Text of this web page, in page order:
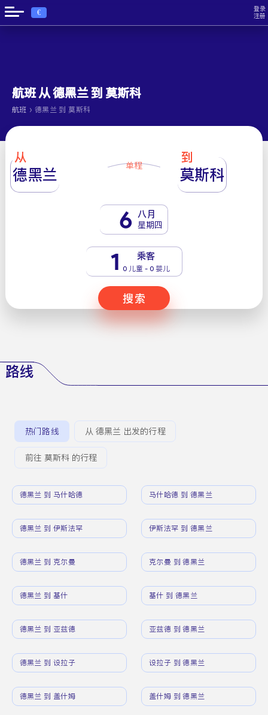
€
登录
注册
航班 从 德黑兰 到 莫斯科
航班 › 德黑兰 到 莫斯科
从
德黑兰 单程
到
莫斯科
6 八月
星期四
1 乘客
0 儿童 - 0 婴儿
搜索
路线
热门路线 从 德黑兰 出发的行程
前往 莫斯科 的行程
德黑兰 到 马什哈德 马什哈德 到 德黑兰
德黑兰 到 伊斯法罕 伊斯法罕 到 德黑兰
德黑兰 到 克尔曼 克尔曼 到 德黑兰
德黑兰 到 基什 基什 到 德黑兰
德黑兰 到 亚兹德 亚兹德 到 德黑兰
德黑兰 到 设拉子 设拉子 到 德黑兰
德黑兰 到 盖什姆 盖什姆 到 德黑兰